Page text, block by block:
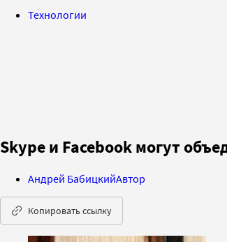
Технологии
Skype и Facebook могут
Андрей БабицкийАвтор
Копировать ссылку